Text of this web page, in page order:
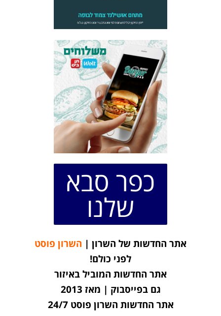
כפר סבא
שלנו
אתר החדשות של השרון | השרון פוסט
לפני כולם!
אתר החדשות המוביל באיזור
גם בפייסבוק | מאז 2013
אתר החדשות השרון פוסט 24/7